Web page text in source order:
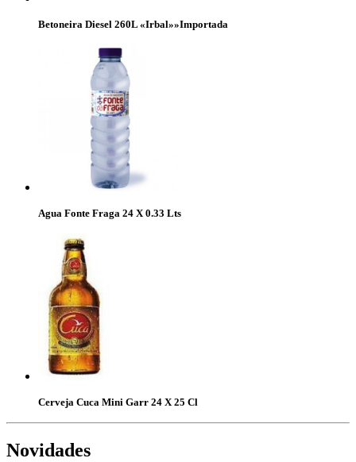
Betoneira Diesel 260L «Irbal»»Importada
Agua Fonte Fraga 24 X 0.33 Lts
Cerveja Cuca Mini Garr 24 X 25 Cl
Novidades